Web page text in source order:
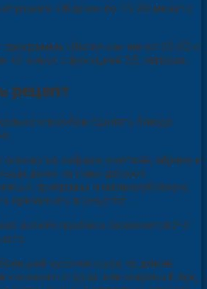
режим «Жарка» по 15-20 минут с
«Выпечка» минут 25-30 с
40 минут с функцией 3Д нагрева.
рецепт
способов сделать блюдо
на кефире, сметане, айране и
даже на пиве делают.
приправы и мелкорубленую
применить в рецепте .
всяких проблем заменяется 2-4
кусочек сыра по длине
соленого огурца. или жареный лук,